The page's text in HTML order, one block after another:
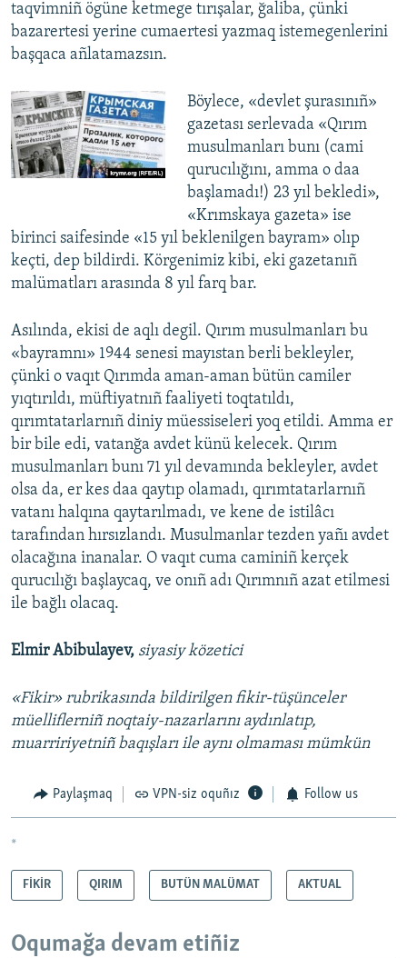
taqvimniñ ögüne ketmege tırışalar, ğaliba, çünki
bazarertesi yerine cumaertesi yazmaq istemegenlerini
başqaca añlatamazsın.
Böylece, «devlet şurasınıñ»
gazetası serlevada «Qırım
musulmanları bunı (cami
qurucılığını, amma o daa
başlamadı!) 23 yıl bekledi»,
«Krımskaya gazeta» ise
birinci saifesinde «15 yıl beklenilgen bayram» olıp
keçti, dep bildirdi. Körgenimiz kibi, eki gazetanıñ
malümatları arasında 8 yıl farq bar.
Asılında, ekisi de aqlı degil. Qırım musulmanları bu
«bayramnı» 1944 senesi mayıstan berli bekleyler,
çünki o vaqıt Qırımda aman-aman bütün camiler
yıqtırıldı, müftiyatnıñ faaliyeti toqtatıldı,
qırımtatarlarnıñ diniy müessiseleri yoq etildi. Amma er
bir bile edi, vatanğa avdet künü kelecek. Qırım
musulmanları bunı 71 yıl devamında bekleyler, avdet
olsa da, er kes daa qaytıp olamadı, qırımtatarlarnıñ
vatanı halqına qaytarılmadı, ve kene de istilâcı
tarafından hırsızlandı. Musulmanlar tezden yañı avdet
olacağına inanalar. O vaqıt cuma caminiñ kerçek
qurucılığı başlaycaq, ve onıñ adı Qırımnıñ azat etilmesi
ile bağlı olacaq.
Elmir Abibulayev, siyasiy közetici
«Fikir» rubrikasında bildirilgen fikir-tüşünceler
müelliflerniñ noqtaiy-nazarlarını aydınlatıp,
muarririyetniñ baqışları ile aynı olmaması mümkün
Paylaşmaq VPN-siz oquñız Follow us
*
FİKİR QIRIM BUTÜN MALÜMAT AKTUAL
Oqumağa devam etiñiz